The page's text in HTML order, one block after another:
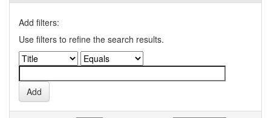
Add filters:
Use filters to refine the search results.